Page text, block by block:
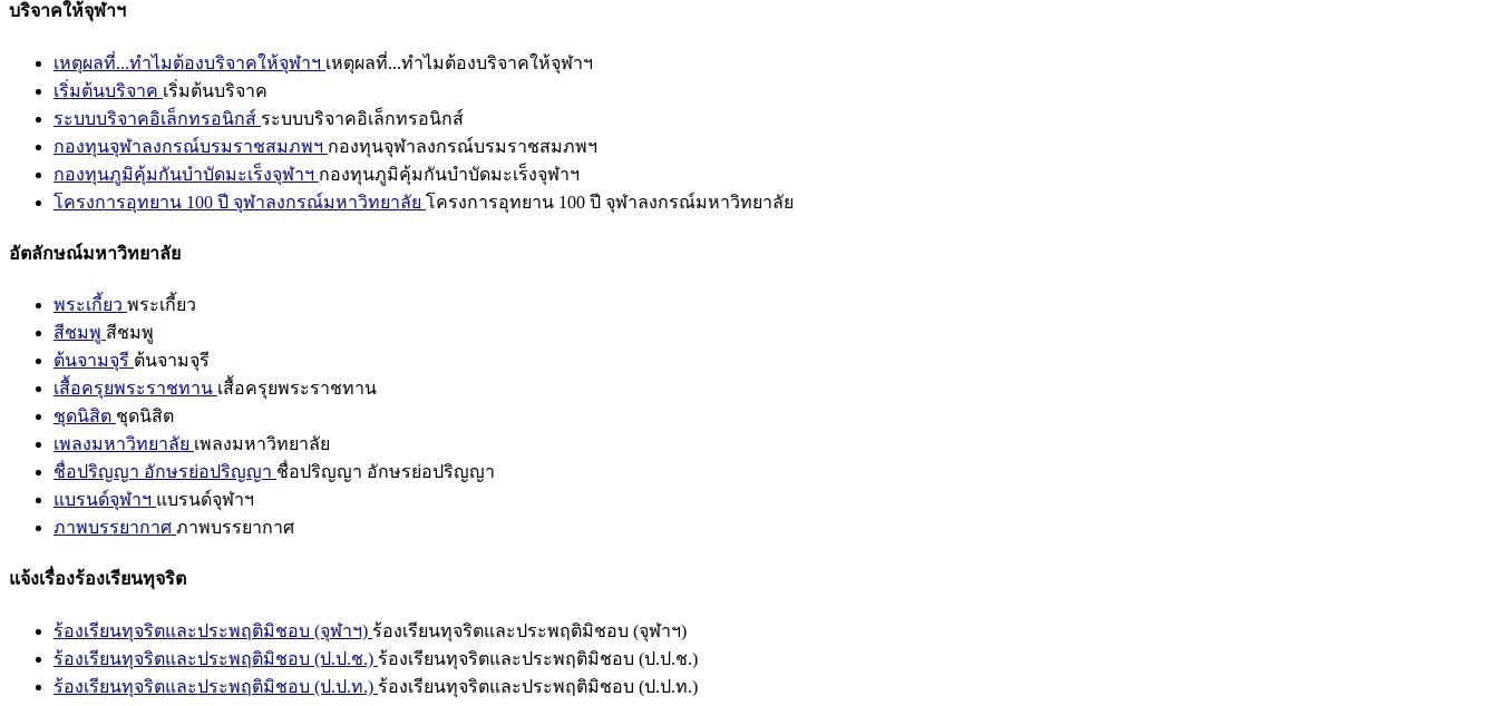
บริจาคให้จุฬาฯ
เหตุผลที่...ทำไมต้องบริจาคให้จุฬาฯ เหตุผลที่...ทำไมต้องบริจาคให้จุฬาฯ
เริ่มต้นบริจาค เริ่มต้นบริจาค
ระบบบริจาคอิเล็กทรอนิกส์ ระบบบริจาคอิเล็กทรอนิกส์
กองทุนจุฬาลงกรณ์บรมราชสมภพฯ กองทุนจุฬาลงกรณ์บรมราชสมภพฯ
กองทุนภูมิคุ้มกันบำบัดมะเร็งจุฬาฯ กองทุนภูมิคุ้มกันบำบัดมะเร็งจุฬาฯ
โครงการอุทยาน 100 ปี จุฬาลงกรณ์มหาวิทยาลัย โครงการอุทยาน 100 ปี จุฬาลงกรณ์มหาวิทยาลัย
อัตลักษณ์มหาวิทยาลัย
พระเกี้ยว พระเกี้ยว
สีชมพู สีชมพู
ต้นจามจุรี ต้นจามจุรี
เสื้อครุยพระราชทาน เสื้อครุยพระราชทาน
ชุดนิสิต ชุดนิสิต
เพลงมหาวิทยาลัย เพลงมหาวิทยาลัย
ชื่อปริญญา อักษรย่อปริญญา ชื่อปริญญา อักษรย่อปริญญา
แบรนด์จุฬาฯ แบรนด์จุฬาฯ
ภาพบรรยากาศ ภาพบรรยากาศ
แจ้งเรื่องร้องเรียนทุจริต
ร้องเรียนทุจริตและประพฤติมิชอบ (จุฬาฯ) ร้องเรียนทุจริตและประพฤติมิชอบ (จุฬาฯ)
ร้องเรียนทุจริตและประพฤติมิชอบ (ป.ป.ช.) ร้องเรียนทุจริตและประพฤติมิชอบ (ป.ป.ช.)
ร้องเรียนทุจริตและประพฤติมิชอบ (ป.ป.ท.) ร้องเรียนทุจริตและประพฤติมิชอบ (ป.ป.ท.)